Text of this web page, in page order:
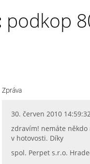
podkop
Zpráva
30. červen 2010
zdravím! nemáte
v hotovosti. Díky
spol. Perpet s.r.o.